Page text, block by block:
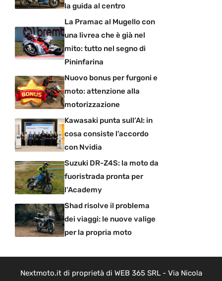
la guida al centro
La Pramac al Mugello con
una livrea che è già nel
mito: tutto nel segno di
Pininfarina
Nuovo bonus per furgoni e
moto: attenzione alla
motorizzazione
Kawasaki punta sull’AI: in
cosa consiste l’accordo
con Nvidia
Suzuki DR-Z4S: la moto da
fuoristrada pronta per
l’Academy
Shad risolve il problema
dei viaggi: le nuove valige
per la propria moto
Nextmoto.it di proprietà di WEB 365 SRL - Via Nicola